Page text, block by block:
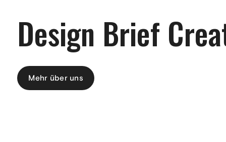
Design Brief
Mehr über uns